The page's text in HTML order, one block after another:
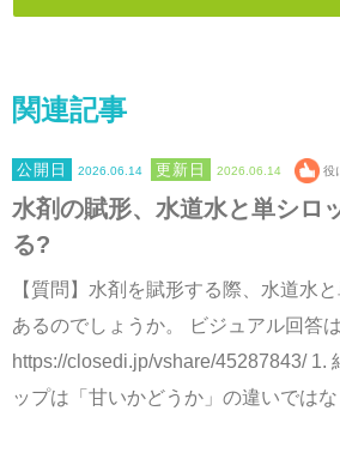
関連記事
2026.06.14 2026.06.14 役
水剤の賦形、水道水と単シロ
る?
【質問】水剤を賦形する際、水道水
あるのでしょうか。 ビジュアル回答
https://closedi.jp/vshare/45287843/ 1.
ップは「甘いかどうか」の違いでは